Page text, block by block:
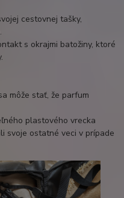
cestovnej tašky,
s okrajmi batožiny, ktoré
môže stať, že parfum
plastového vrecka
svoje ostatné veci v prípade